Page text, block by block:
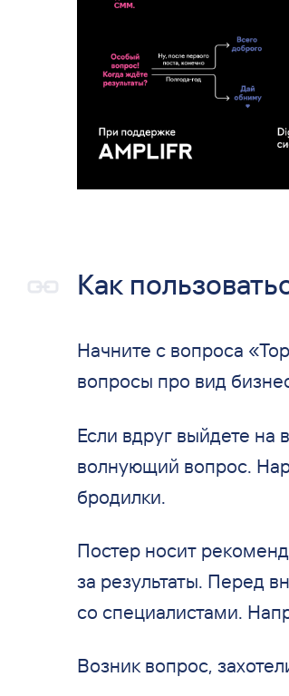
Как
Начните с вопроса
вопросы про вид
Если вдруг выйдете на
волнующий вопрос.
бродилки.
Постер носит
за результаты. Перед
со специалистами.
Возник вопрос,